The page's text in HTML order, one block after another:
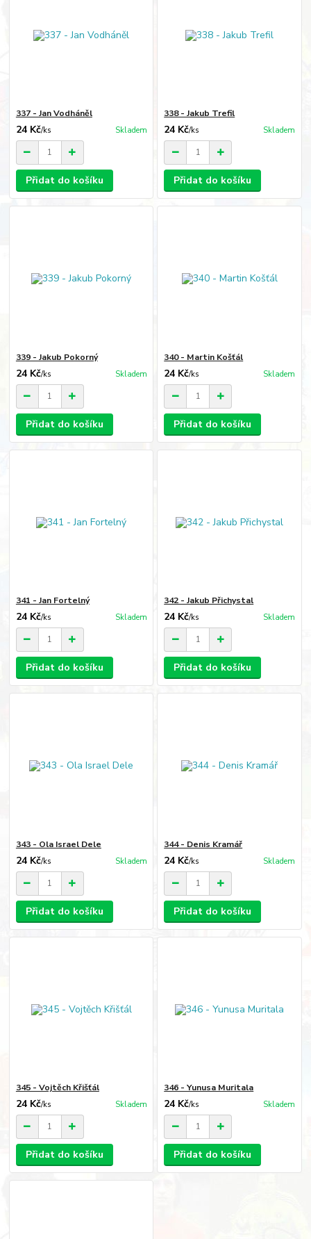
337 - Jan Vodháněl
24 Kč/ks Skladem
Přidat do košíku
338 - Jakub Trefil
24 Kč/ks Skladem
Přidat do košíku
339 - Jakub Pokorný
24 Kč/ks Skladem
Přidat do košíku
340 - Martin Košťál
24 Kč/ks Skladem
Přidat do košíku
341 - Jan Fortelný
24 Kč/ks Skladem
Přidat do košíku
342 - Jakub Přichystal
24 Kč/ks Skladem
Přidat do košíku
343 - Ola Israel Dele
24 Kč/ks Skladem
Přidat do košíku
344 - Denis Kramář
24 Kč/ks Skladem
Přidat do košíku
345 - Vojtěch Křišťál
24 Kč/ks Skladem
Přidat do košíku
346 - Yunusa Muritala
24 Kč/ks Skladem
Přidat do košíku